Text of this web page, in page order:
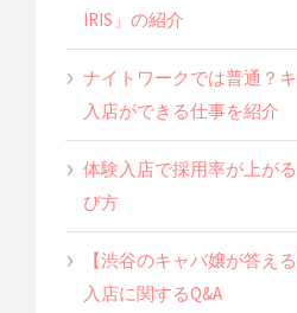
IRIS」の紹介
ナイトワークでは普通？
入店ができる仕事を紹介
体験入店で採用率が上が
び方
【渋谷のキャバ嬢が答え
入店に関するQ&A